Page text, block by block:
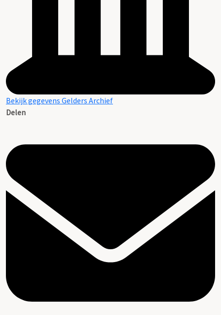
Bekijk gegevens Gelders Archief
Delen